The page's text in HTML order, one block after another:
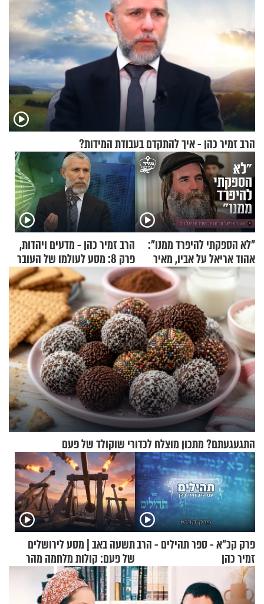
הרב זמיר כהן - איך להתקדם בעבודת המידות?
"לא הספקתי להיפרד ממנו":
אהוד אריאל על אביו, מאיר
אריאל ז"ל
הרב זמיר כהן - מדעים ויהדות,
פרק 8: מסע לעולמו של העובר
התגעגעתם? מתכון מוצלח לכדורי שוקולד של פעם
פרק קכ"א - ספר תהילים - הרב
זמיר כהן
תשעה באב | מסע לירושלים
של פעם: קולות מלחמה מהר
הזיתים